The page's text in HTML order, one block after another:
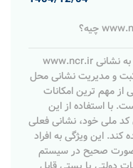
سامانه ملی نشانی ایرانیان به نشانی www.ncr.ir
و مدیریت نشانی محل
مهم ترین امکانات
با استفاده از این
کد ملی خود، نشانی فعلی
این ویژگی به افراد
صورت صحیح در سیستم